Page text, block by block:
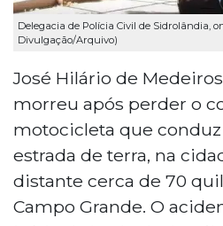
Delegacia de Polícia Civil de Sidrolândia,
Divulgação/Arquivo)
José Hilário de
morreu após perder o
motocicleta que
estrada de terra, na
distante cerca de 70
Campo Grande. O